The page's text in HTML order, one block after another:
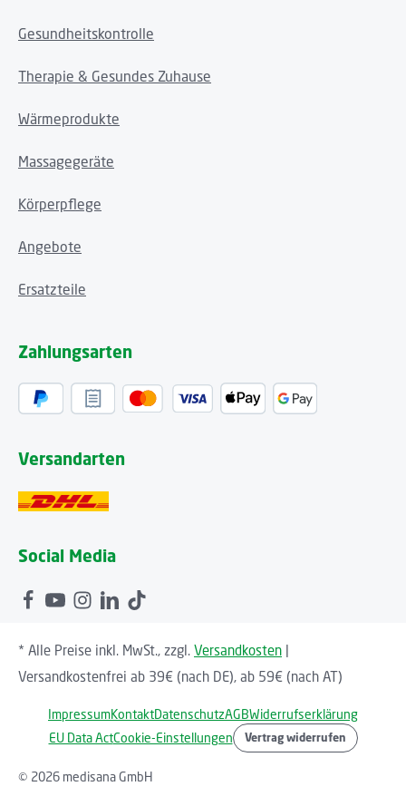
Gesundheitskontrolle
Therapie & Gesundes Zuhause
Wärmeprodukte
Massagegeräte
Körperpflege
Angebote
Ersatzteile
Zahlungsarten
Versandarten
Social Media
* Alle Preise inkl. MwSt., zzgl. Versandkosten |
Versandkostenfrei ab 39€ (nach DE), ab 59€ (nach AT)
© 2026 medisana GmbH
ImpressumKontaktDatenschutzAGBWiderrufserklärung
EU Data ActCookie-Einstellungen Vertrag widerrufen